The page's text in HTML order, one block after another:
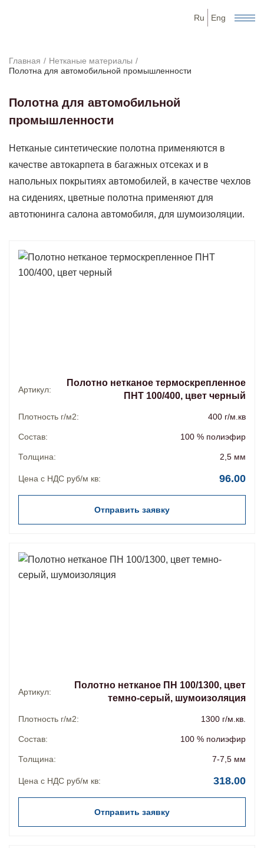
Ru Eng
Главная
Нетканые материалы
Полотна для автомобильной промышленности
Полотна для автомобильной
промышленности
Нетканые синтетические полотна применяются в
качестве автокарпета в багажных отсеках и в
напольных покрытиях автомобилей, в качестве чехлов
на сидениях, цветные полотна применяют для
автотюнинга салона автомобиля, для шумоизоляции.
Артикул:
Полотно нетканое термоскрепленное
ПНТ 100/400, цвет черный
Плотность г/м2: 400 г/м.кв
Состав: 100 % полиэфир
Толщина: 2,5 мм
Цена с НДС руб/м кв: 96.00
Отправить заявку
Артикул:
Полотно нетканое ПН 100/1300, цвет
темно-серый, шумоизоляция
Плотность г/м2: 1300 г/м.кв.
Состав: 100 % полиэфир
Толщина: 7-7,5 мм
Цена с НДС руб/м кв: 318.00
Отправить заявку